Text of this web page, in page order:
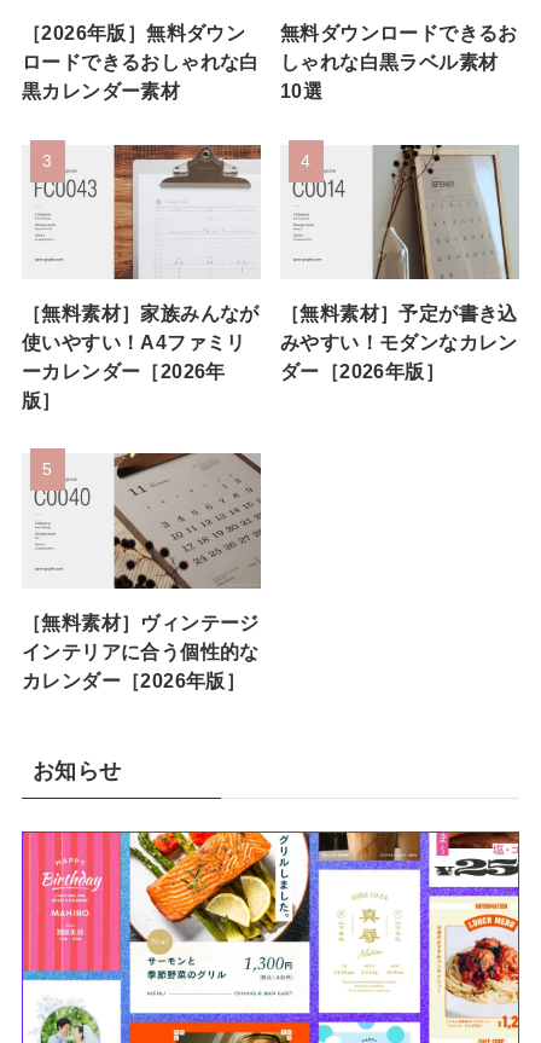
［2026年版］無料ダウン
ロードできるおしゃれな白
黒カレンダー素材
無料ダウンロードできるお
しゃれな白黒ラベル素材
10選
［無料素材］家族みんなが
使いやすい！A4ファミリ
ーカレンダー［2026年
版］
［無料素材］予定が書き込
みやすい！モダンなカレン
ダー［2026年版］
［無料素材］ヴィンテージ
インテリアに合う個性的な
カレンダー［2026年版］
お知らせ